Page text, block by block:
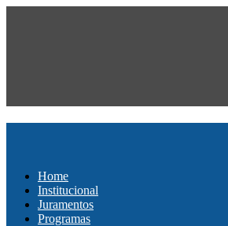
Home
Institucional
Juramentos
Programas